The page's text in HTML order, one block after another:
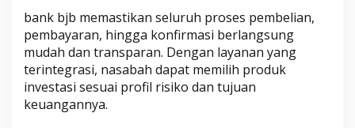
bank bjb memastikan seluruh proses pembelian,
pembayaran, hingga konfirmasi berlangsung
mudah dan transparan. Dengan layanan yang
terintegrasi, nasabah dapat memilih produk
investasi sesuai profil risiko dan tujuan
keuangannya.